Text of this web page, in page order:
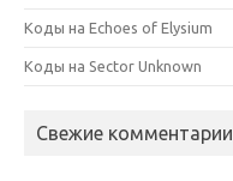
Коды на Echoes of Elysium
Коды на Sector Unknown
Свежие комментарии